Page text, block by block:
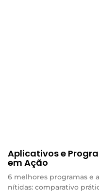
Aplicativos e
em Ação
6 melhores programas e
nítidas: comparativo